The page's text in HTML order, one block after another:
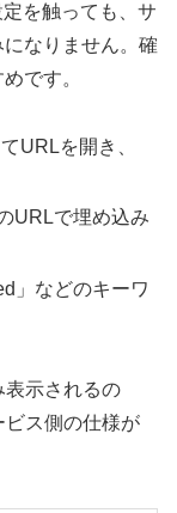
を触っても、サ
なりません。確
です。
URLを開き、
URLで埋め込み
」などのキーワ
示されるの
ス側の仕様が